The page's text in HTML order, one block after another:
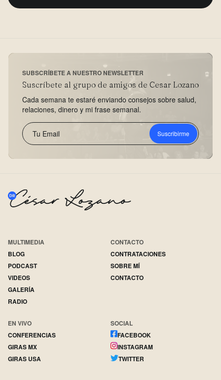
SUBSCRÍBETE A NUESTRO NEWSLETTER
Suscríbete al grupo de amigos de Cesar Lozano
Cada semana te estaré enviando consejos sobre salud,
relaciones, dinero y mi frase semanal.
Suscribirme
MULTIMEDIA
BLOG
PODCAST
VIDEOS
GALERÍA
RADIO
CONTACTO
CONTRATACIONES
SOBRE MÍ
CONTACTO
EN VIVO
CONFERENCIAS
GIRAS MX
GIRAS USA
SOCIAL
FACEBOOK
INSTAGRAM
TWITTER